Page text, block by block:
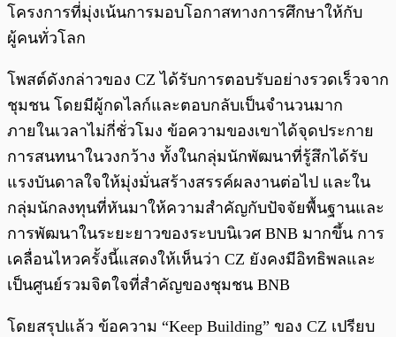
โครงการที่มุ่งเน้นการมอบโอกาสทางการศึกษาให้กับ
ผู้คนทั่วโลก
โพสต์ดังกล่าวของ CZ ได้รับการตอบรับอย่างรวดเร็วจาก
ชุมชน โดยมีผู้กดไลก์และตอบกลับเป็นจำนวนมาก
ภายในเวลาไม่กี่ชั่วโมง ข้อความของเขาได้จุดประกาย
การสนทนาในวงกว้าง ทั้งในกลุ่มนักพัฒนาที่รู้สึกได้รับ
แรงบันดาลใจให้มุ่งมั่นสร้างสรรค์ผลงานต่อไป และใน
กลุ่มนักลงทุนที่หันมาให้ความสำคัญกับปัจจัยพื้นฐานและ
การพัฒนาในระยะยาวของระบบนิเวศ BNB มากขึ้น การ
เคลื่อนไหวครั้งนี้แสดงให้เห็นว่า CZ ยังคงมีอิทธิพลและ
เป็นศูนย์รวมจิตใจที่สำคัญของชุมชน BNB
โดยสรุปแล้ว ข้อความ “Keep Building” ของ CZ เปรียบ